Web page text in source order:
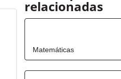
relacionadas
Matemáticas